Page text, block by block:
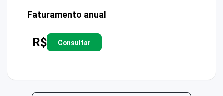
Faturamento anual
R$ Consultar